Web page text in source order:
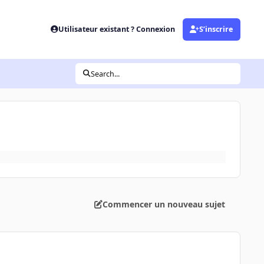
Utilisateur existant ? Connexion S’inscrire
Search...
Commencer un nouveau sujet